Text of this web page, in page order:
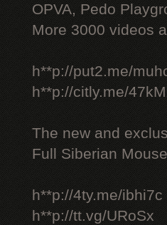
OPVA, Pedo
More 3000 videos
h**p://put2.me/
h**p://citly.me/
The new and
Full Siberian
h**p://4ty.me/ibhi7c
h**p://tt.vg/URoSx